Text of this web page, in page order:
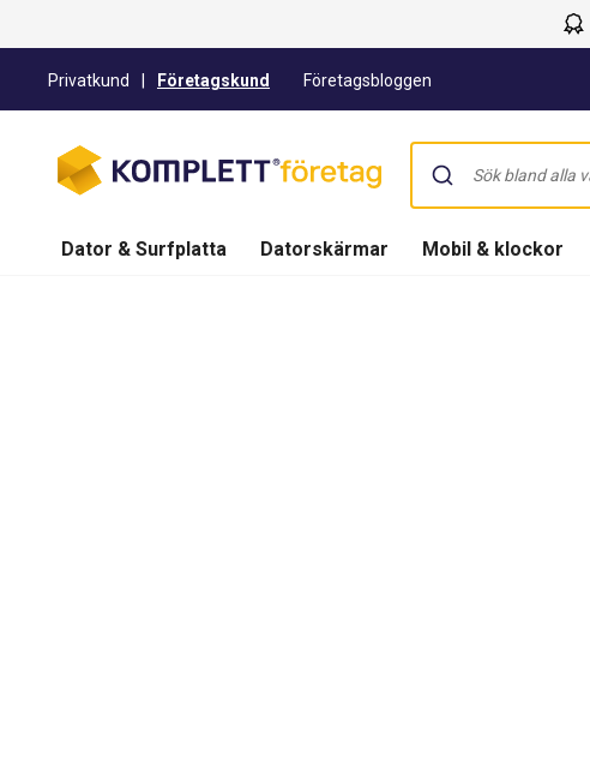
Privatkund Företagskund Företagsbloggen
Dator & Surfplatta Datorskärmar Mobil & klockor